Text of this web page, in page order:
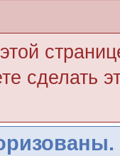
сделать